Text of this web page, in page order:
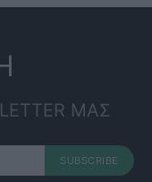
ΜΑΣ
SUBSCRIBE